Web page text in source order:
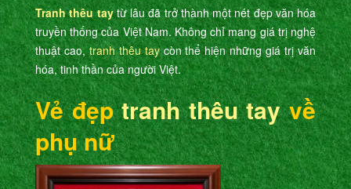
Tranh thêu taytừ lâu đã trở thành một nét đẹp văn hóa
truyền thống của Việt Nam. Không chỉ mang giá trị nghệ
thuật cao,tranh thêu taycòn thể hiện những giá trị văn
hóa, tinh thần của người Việt.
Vẻ đẹptranh thêu tayvề
phụ nữ